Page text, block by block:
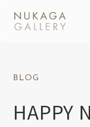
BLOG
HAPPY